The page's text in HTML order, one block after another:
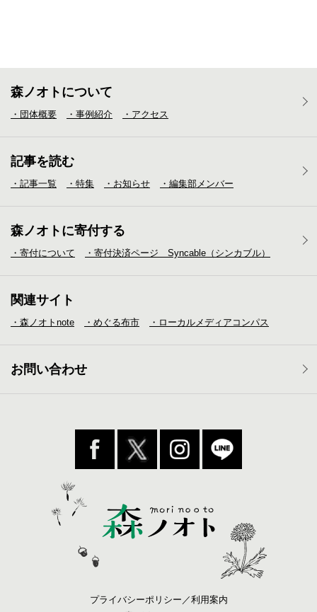
森ノオトについて
・団体概要 ・事例紹介 ・アクセス
記事を読む
・記事一覧 ・特集 ・お知らせ ・編集部メンバー
森ノオトに寄付する
・寄付について ・寄付決済ページ Syncable（シンカブル）
関連サイト
・森ノオトnote ・めぐる布市 ・ローカルメディア コンパス
お問い合わせ
プライバシーポリシー／利用案内